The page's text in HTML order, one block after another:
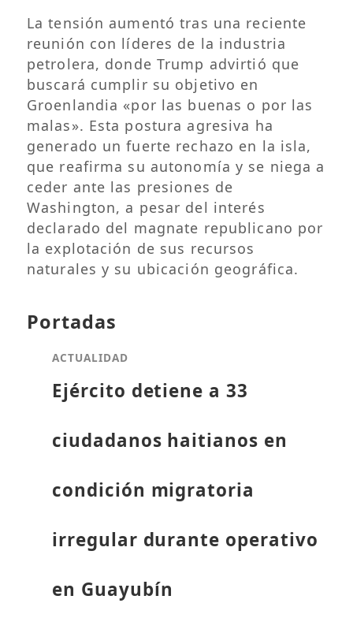
La tensión aumentó tras una reciente
reunión con líderes de la industria
petrolera, donde Trump advirtió que
buscará cumplir su objetivo en
Groenlandia «por las buenas o por las
malas». Esta postura agresiva ha
generado un fuerte rechazo en la isla,
que reafirma su autonomía y se niega a
ceder ante las presiones de
Washington, a pesar del interés
declarado del magnate republicano por
la explotación de sus recursos
naturales y su ubicación geográfica.
Portadas
ACTUALIDAD
Ejército detiene a 33
ciudadanos haitianos en
condición migratoria
irregular durante operativo
en Guayubín